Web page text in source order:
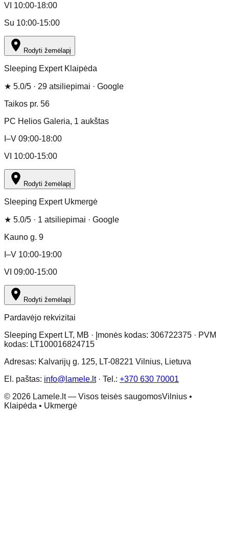
VI 10:00-18:00
Su 10:00-15:00
Rodyti žemėlapį
Sleeping Expert Klaipėda
★ 5.0/5 · 29 atsiliepimai · Google
Taikos pr. 56
PC Helios Galeria, 1 aukštas
I–V 09:00-18:00
VI 10:00-15:00
Rodyti žemėlapį
Sleeping Expert Ukmergė
★ 5.0/5 · 1 atsiliepimai · Google
Kauno g. 9
I–V 10:00-19:00
VI 09:00-15:00
Rodyti žemėlapį
Pardavėjo rekvizitai
Sleeping Expert LT, MB · Įmonės kodas: 306722375 · PVM
kodas: LT100016824715
Adresas: Kalvarijų g. 125, LT-08221 Vilnius, Lietuva
El. paštas: info@lamele.lt· Tel.: +370 630 70001
© 2026 Lamele.lt — Visos teisės saugomosVilnius •
Klaipėda • Ukmergė